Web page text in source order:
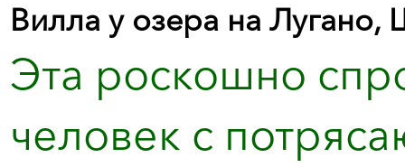
Вилла у озера на
Эта роскошно
человек с